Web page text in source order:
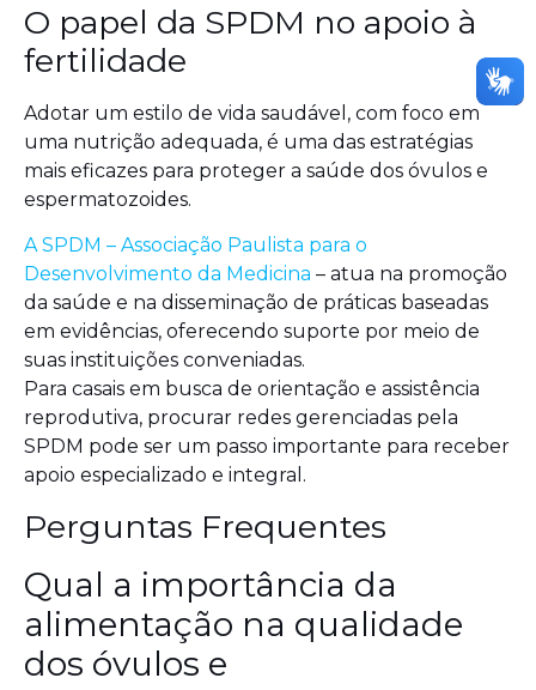
O papel da SPDM no apoio à
fertilidade
Adotar um estilo de vida saudável, com foco em
uma nutrição adequada, é uma das estratégias
mais eficazes para proteger a saúde dos óvulos e
espermatozoides.
A SPDM – Associação Paulista para o
Desenvolvimento da Medicina – atua na promoção
da saúde e na disseminação de práticas baseadas
em evidências, oferecendo suporte por meio de
suas instituições conveniadas.
Para casais em busca de orientação e assistência
reprodutiva, procurar redes gerenciadas pela
SPDM pode ser um passo importante para receber
apoio especializado e integral.
Perguntas Frequentes
Qual a importância da
alimentação na qualidade
dos óvulos e